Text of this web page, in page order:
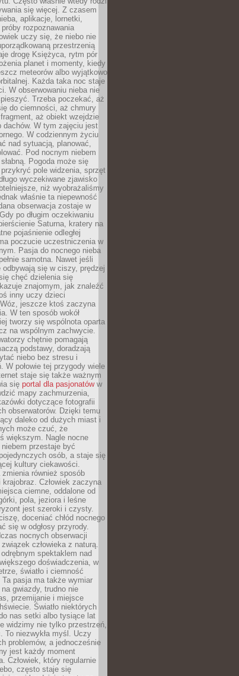
się więcej. Z czasem
aplikacje, lornetki,
rozpoznawania
uczy się, że niebo nie
przestrzenią
drogę Księżyca, rytm pór
planet i momenty, kiedy
meteorów albo wyjątkowo
Każda taka noc staje
W obserwowaniu nieba nie
Trzeba poczekać, aż
do ciemności, aż chmury
fragment, aż obiekt wzejdzie
dachów. W tym zajęciu jest
W codziennym życiu
nad sytuacją, planować,
Pod nocnym niebem
Pogoda może się
pole widzenia, sprzęt
wyczekiwane zjawisko
niż wyobrażaliśmy
właśnie ta niepewność
obserwacja zostaje w
po długim oczekiwaniu
Saturna, kratery na
pojaśnienie odległej
poczucie uczestniczenia w
Pasja do nocnego nieba
samotna. Nawet jeśli
odbywają się w ciszy, prędzej
chęć dzielenia się
znajomym, jak znaleźć
inny uczy dzieci
jeszcze ktoś zaczyna
W ten sposób wokół
tworzy się wspólnota oparta
na wspólnym zachwycie.
chętnie pomagają
podstawy, doradzają
niebo bez stresu i
W połowie tej przygody wiele
staje się także ważnym
się portal dla pasjonatóww
mapy zachmurzenia,
dotyczące fotografii
obserwatorów. Dzięki temu
daleko od dużych miast i
może czuć, że
większym. Nagle nocne
przestaje być
osób, a staje się
kultury ciekawości.
zmienia również sposób
Człowiek zaczyna
ciemne, oddalone od
pola, jeziora i leśne
jest szeroki i czysty.
doceniać chłód nocnego
się w odgłosy przyrody.
nocnych obserwacji
człowieka z naturą.
spektaklem nad
doświadczenia, w
światło i ciemność
Ta pasja ma także wymiar
gwiazdy, trudno nie
przemijanie i miejsce
Światło niektórych
nas setki albo tysiące lat
widzimy nie tylko przestrzeń,
To niezwykła myśl. Uczy
problemów, a jednocześnie
jest każdy moment
Człowiek, który regularnie
często staje się